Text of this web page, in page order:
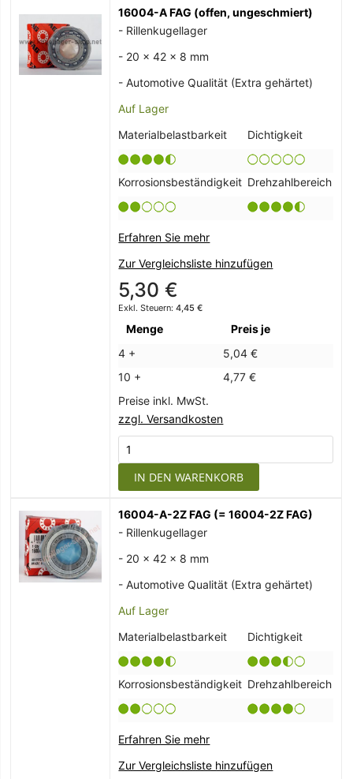
16004-A FAG (offen, ungeschmiert)
- Rillenkugellager
- 20 x 42 x 8 mm
- Automotive Qualität (Extra gehärtet)
Auf Lager
Materialbelastbarkeit
Dichtigkeit
Korrosionsbeständigkeit Drehzahlbereich
Erfahren Sie mehr
Zur Vergleichsliste hinzufügen
5,30 €
4,45 €
Menge
Preis je
4 +
5,04 €
10 +
4,77 €
Preise inkl. MwSt.
zzgl. Versandkosten
IN DEN WARENKORB
16004-A-2Z FAG (= 16004-2Z FAG)
- Rillenkugellager
- 20 x 42 x 8 mm
- Automotive Qualität (Extra gehärtet)
Auf Lager
Materialbelastbarkeit
Dichtigkeit
Korrosionsbeständigkeit Drehzahlbereich
Erfahren Sie mehr
Zur Vergleichsliste hinzufügen